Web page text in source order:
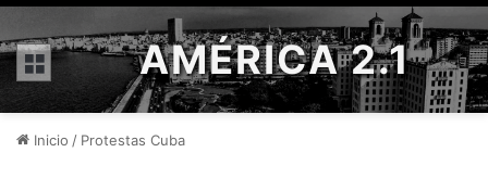
Menú AMÉRICA 2.1
Inicio / Protestas Cuba